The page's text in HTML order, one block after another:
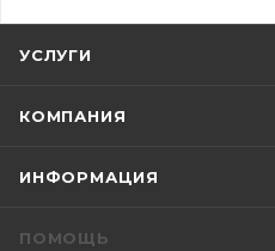
УСЛУГИ
КОМПАНИЯ
ИНФОРМАЦИЯ
ПОМОЩЬ